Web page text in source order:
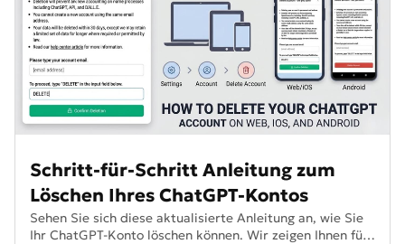
Schritt-für-Schritt Anleitung zum
Löschen Ihres ChatGPT-Kontos
Sehen Sie sich diese aktualisierte Anleitung an, wie Sie
Ihr ChatGPT-Konto löschen können. Wir zeigen Ihnen fünf